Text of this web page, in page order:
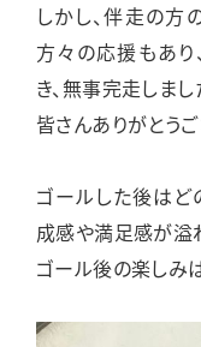
しかし、伴走の
方々の応援もあり
き、無事完走しまし
皆さんありがとう
ゴールした後はど
成感や満足感が溢
ゴール後の楽しみ